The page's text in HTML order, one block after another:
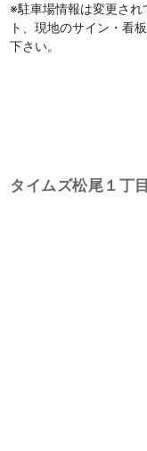
※駐車場情報は変更され
ト、現地のサイン・看
下さい。
タイムズ松尾１丁